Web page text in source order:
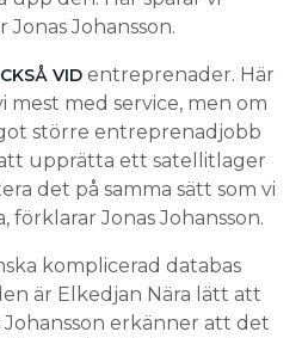
Johansson.
VID entreprenader. Här
mest med service, men om
större entreprenadjobb
upprätta ett satellitlager
det på samma sätt som vi
förklarar Jonas Johansson.
komplicerad databas
är Elkedjan Nära lätt att
Johansson erkänner att det